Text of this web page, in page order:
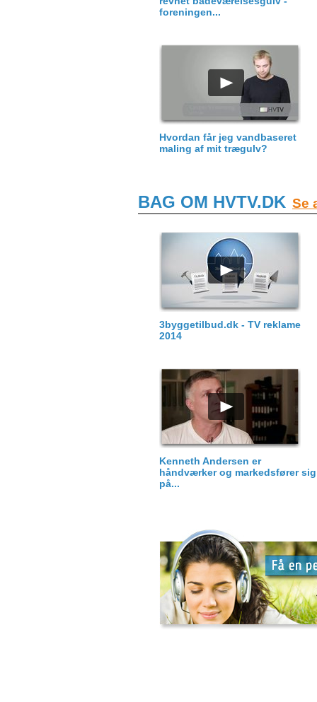
foreningen...
Hvordan får jeg vandbaseret
maling af mit trægulv?
BAG OM HVTV.DK Se
3byggetilbud.dk - TV reklame
2014
Kenneth Andersen er
håndværker og markedsfører sig
på...